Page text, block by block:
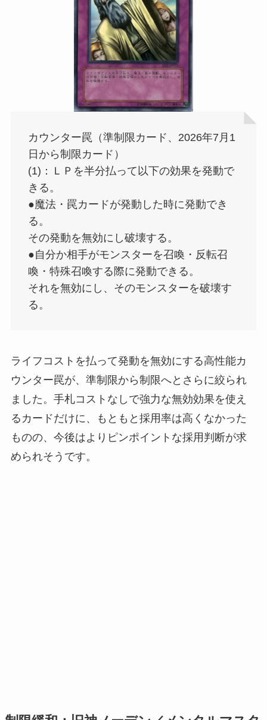
カウンター罠（準制限カード、2026年7月1
日から制限カード）
(1)：ＬＰを半分払って以下の効果を発動で
きる。
●魔法・罠カードが発動した時に発動でき
る。
その発動を無効にし破壊する。
●自分か相手がモンスターを召喚・反転召
喚・特殊召喚する際に発動できる。
それを無効にし、そのモンスターを破壊す
る。
ライフコストを払って発動を無効にする高性能カ
ウンター罠が、準制限から制限へとさらに絞られ
ました。手札コストなしで強力な無効効果を使え
るカードだけに、もともと採用率は高くなかった
ものの、今後はよりピンポイントな採用判断が求
められそうです。